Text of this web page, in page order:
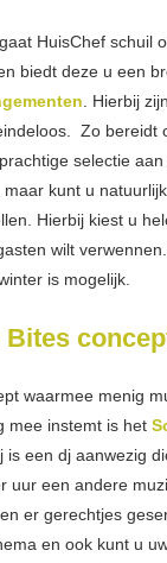
HuisChef schuil
biedt deze u een
. Hierbij
Zo bereidt
selectie aan
kunt u
Hierbij kiest u
wilt
is mogelijk.
Bites
waarmee menig
mee instemt is het
is een dj aanwezig
uur een andere
er gerechtjes
en ook kunt u